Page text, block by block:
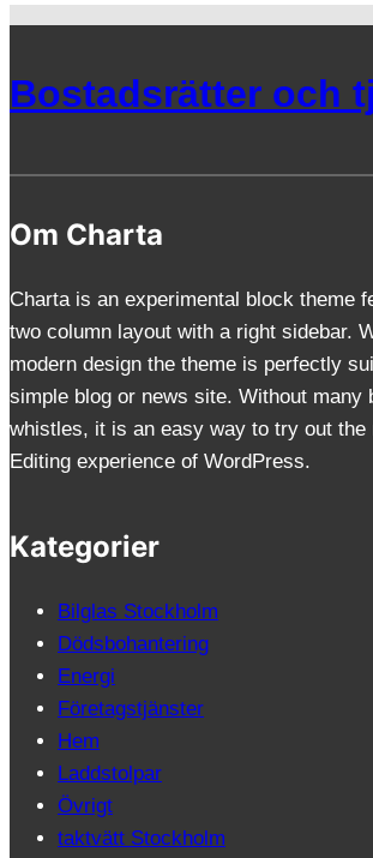
Bostadsrätter och
Om Charta
Charta is an experimental block theme
two column layout with a right sidebar.
modern design the theme is perfectly
simple blog or news site. Without many
whistles, it is an easy way to try out the
Editing experience of WordPress.
Kategorier
Bilglas Stockholm
Dödsbohantering
Energi
Företagstjänster
Hem
Laddstolpar
Övrigt
taktvätt Stockholm